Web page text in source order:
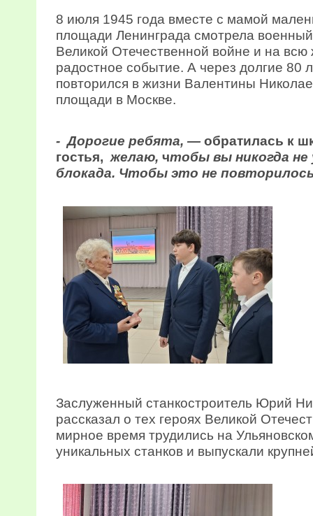
8 июля 1945 года вместе с мамой
площади Ленинграда смотрела
Великой Отечественной войне и на всю
радостное событие. А через долгие 80
повторился в жизни Валентины
площади в Москве.
- Дорогие ребята, — обратилась к
гостья, желаю, чтобы вы никогда не
блокада. Чтобы это не
Заслуженный станкостроитель Юрий
рассказал о тех героях Великой
мирное время трудились на
уникальных станков и выпускали